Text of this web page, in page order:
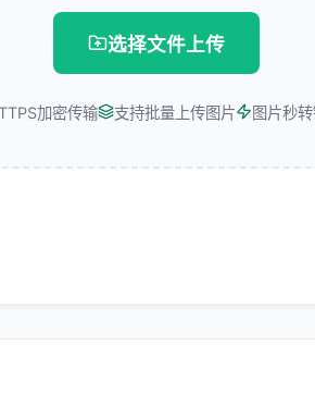
选择文件上传
加密传输 支持批量上传图片 图片秒